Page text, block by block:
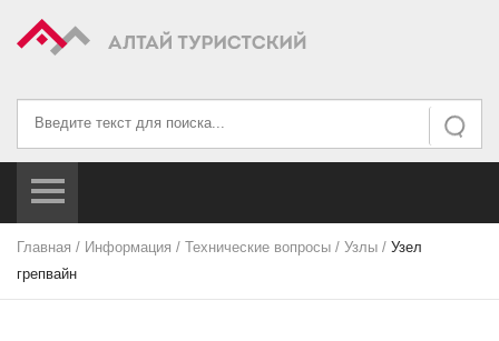
Искать
Искать...
Главная / Информация / Технические вопросы / Узлы / Узел
грепвайн